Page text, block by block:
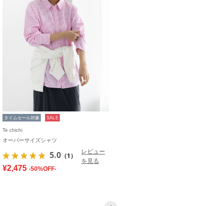
タイムセール対象 SALE
Te chichi
オーバーサイズシャツ
5.0 （1）
レビュー
を見る
¥2,475 -50%OFF-